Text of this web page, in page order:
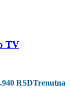
TV
940 RSDTrenutna